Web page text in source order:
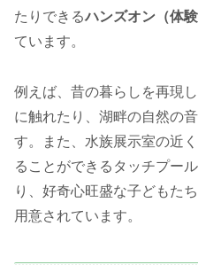
たりできるハンズオン（体
ています。
例えば、昔の暮らしを再現
に触れたり、湖畔の自然の
す。また、水族展示室の近
ることができるタッチプー
り、好奇心旺盛な子どもた
用意されています。